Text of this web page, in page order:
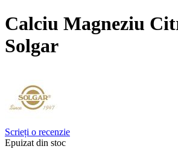
Calciu Magneziu
Solgar
Scrieți o recenzie
Epuizat din stoc